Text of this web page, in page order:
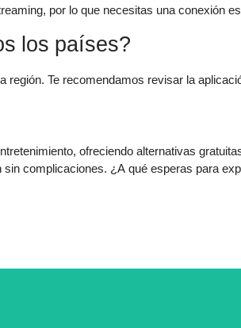
por lo que necesitas una conexión
los países?
región. Te recomendamos revisar la
ofreciendo alternativas
complicaciones. ¿A qué esperas para